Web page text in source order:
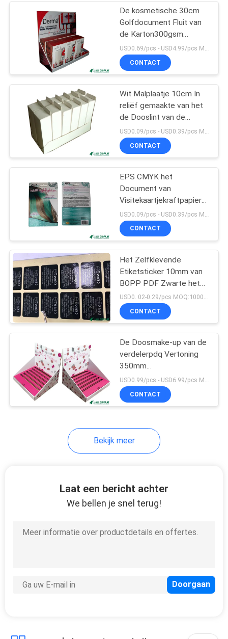
PDQ-
Vertoningsdoos
zelfklevend
etiketsticker
25
De Tribune van de
haakvertoning
10
De Bakken van de
kartonstortplaats
De Druk van het
Document Kaart
De kosmetische 30cm
Golfdocument Fluit van
de Karton300gsm
Desktop E Van
golfkarton
CONTACT
Wit Malplaatje 10cm In
reliëf gemaakte van het
de Dooslint van de
Giftverpakking
Kosmetische het Karton
Verpakking
CONTACT
EPS CMYK het
Document van
Visitekaartjekraftpapier
de Compensatiedruk van
Cmyk 150mm CMYK
CONTACT
Het Zelfklevende
Etiketsticker 10mm van
BOPP PDF Zwarte het
Etiketsticker van CMYK USD0. 02-0.29/pcs MOQ:1000PCS
CONTACT
De Doosmake-up van de
verdelerpdq Vertoning
350mm
Kartoncountertop
Vertoningen
USD0.99/pcs - USD6.99/pcs MOQ:100pcs
CONTACT
Bekijk meer
Laat een bericht achter
We bellen je snel terug!